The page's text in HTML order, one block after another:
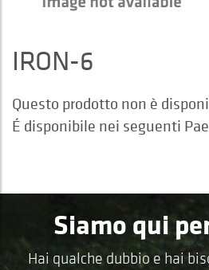
IRON-6
Questo prodotto non è
É disponibile nei seguenti
Siamo qui
Hai qualche dubbio e hai